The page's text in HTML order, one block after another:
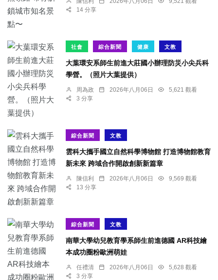
14 分享
社會 綜合新聞 健康 文教
大葉環安系師生前進大莊國小辦理防災小尖兵科
學營。（照片大葉提供）
周為政 2026年八月06日
5,621 觀看
3 分享
綜合新聞 文教
雲科大攜手國立自然科學博物館 打造博物館教育
新未來 跨域合作開啟創新新篇章
陳信利 2026年八月06日
9,569 觀看
13 分享
綜合新聞 文教
南華大學幼兒教育學系師生前進德國 AR科技繪
本成功圈粉歐洲萌娃
任禮清 2026年八月06日
5,628 觀看
3 分享